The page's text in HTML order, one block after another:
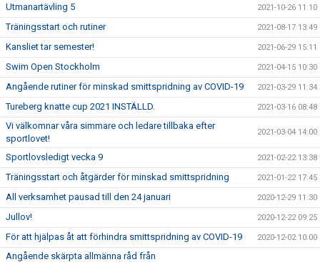
Utmanartävling 5 2021-10-26 11:10
Träningsstart och rutiner 2021-08-17 13:49
Kansliet tar semester! 2021-06-29 15:11
Swim Open Stockholm 2021-04-15 10:30
Angående rutiner för minskad smittspridning av COVID-19 2021-03-29 11:34
Tureberg knatte cup 2021 INSTÄLLD. 2021-03-16 08:48
Vi välkomnar våra simmare och ledare tillbaka efter
sportlovet!
2021-03-04 14:00
Sportlovsledigt vecka 9 2021-02-22 13:38
Träningsstart och åtgärder för minskad smittspridning 2021-01-22 17:45
All verksamhet pausad till den 24 januari 2020-12-29 11:30
Jullov! 2020-12-22 09:25
För att hjälpas åt att förhindra smittspridning av COVID-19 2020-12-02 10:00
Angående skärpta allmänna råd från